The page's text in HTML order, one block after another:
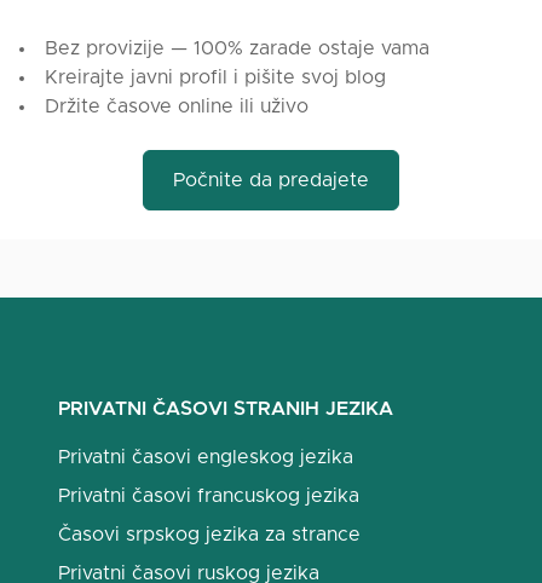
Bez provizije — 100% zarade ostaje vama
Kreirajte javni profil i pišite svoj blog
Držite časove online ili uživo
Počnite da predajete
PRIVATNI ČASOVI STRANIH JEZIKA
Privatni časovi engleskog jezika
Privatni časovi francuskog jezika
Časovi srpskog jezika za strance
Privatni časovi ruskog jezika